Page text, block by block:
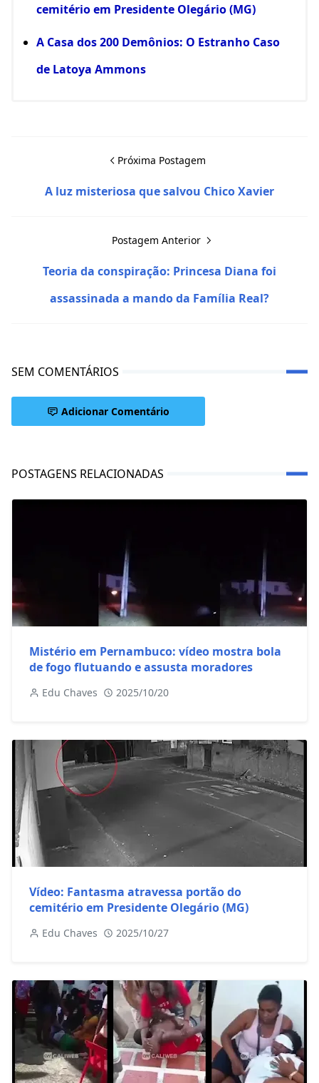
cemitério em Presidente Olegário (MG)
A Casa dos 200 Demônios: O Estranho Caso
de Latoya Ammons
Próxima Postagem
A luz misteriosa que salvou Chico Xavier
Postagem Anterior
Teoria da conspiração: Princesa Diana foi
assassinada a mando da Família Real?
SEM COMENTÁRIOS
Adicionar Comentário
POSTAGENS RELACIONADAS
Mistério em Pernambuco: vídeo mostra bola
de fogo flutuando e assusta moradores
Edu Chaves 2025/10/20
Vídeo: Fantasma atravessa portão do
cemitério em Presidente Olegário (MG)
Edu Chaves 2025/10/27